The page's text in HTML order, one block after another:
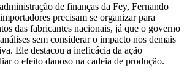
de finanças da Fey, Fernando
precisam se organizar para
das fabricantes nacionais, já que o governo
sem considerar o impacto nos demais
Ele destacou a ineficácia da ação
o efeito danoso na cadeia de produção.